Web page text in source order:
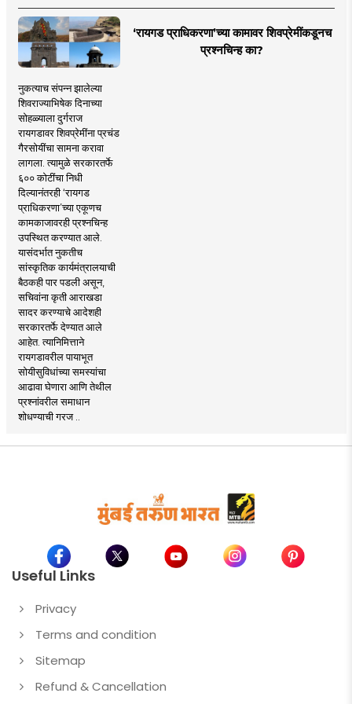
‘रायगड प्राधिकरणा’च्या कामावर शिवप्रेमींकडूनच
प्रश्नचिन्ह का?
नुकत्याच संपन्न झालेल्या
शिवराज्याभिषेक दिनाच्या
सोहळ्याला दुर्गराज
रायगडावर शिवप्रेमींना प्रचंड
गैरसोयींचा सामना करावा
लागला. त्यामुळे सरकारतर्फे
६०० कोटींचा निधी
दिल्यानंतरही ‘रायगड
प्राधिकरणा’च्या एकूणच
कामकाजावरही प्रश्नचिन्ह
उपस्थित करण्यात आले.
यासंदर्भात नुकतीच
सांस्कृतिक कार्यमंत्रालयाची
बैठकही पार पडली असून,
सचिवांना कृती आराखडा
सादर करण्याचे आदेशही
सरकारतर्फे देण्यात आले
आहेत. त्यानिमित्ताने
रायगडावरील पायाभूत
सोयीसुविधांच्या समस्यांचा
आढावा घेणारा आणि तेथील
प्रश्नांवरील समाधान
शोधण्याची गरज ..
Useful Links
Privacy
Terms and condition
Sitemap
Refund & Cancellation